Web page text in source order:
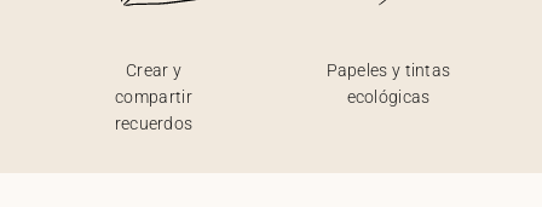
Crear y
compartir
recuerdos
Papeles y tintas
ecológicas